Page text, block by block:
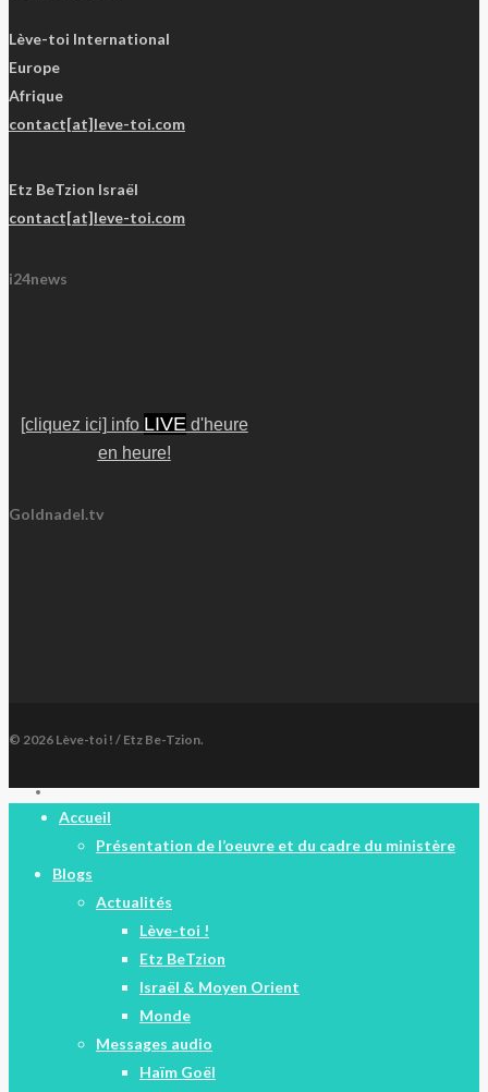
Lève-toi International
Europe
Afrique
contact[at]leve-toi.com
Etz BeTzion Israël
contact[at]leve-toi.com
i24news
[cliquez ici] info LIVE d'heure
en heure!
Goldnadel.tv
© 2026 Lève-toi ! / Etz Be-Tzion.
facebook
Close
Menu
Accueil
Présentation de l’oeuvre et du cadre du ministère
Blogs
Actualités
Lève-toi !
Etz BeTzion
Israël & Moyen Orient
Monde
Messages audio
Haïm Goël